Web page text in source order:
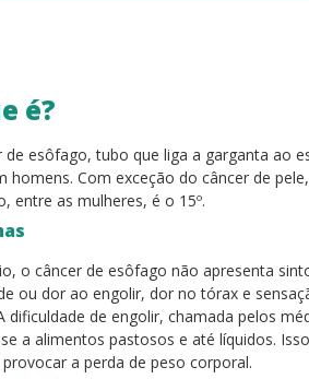
é?
de esôfago, tubo que liga a garganta ao
homens. Com exceção do câncer de
entre as mulheres, é o 15º.
o câncer de esôfago não apresenta
ou dor ao engolir, dor no tórax e
dificuldade de engolir, chamada pelos
a alimentos pastosos e até líquidos.
a perda de peso corporal.